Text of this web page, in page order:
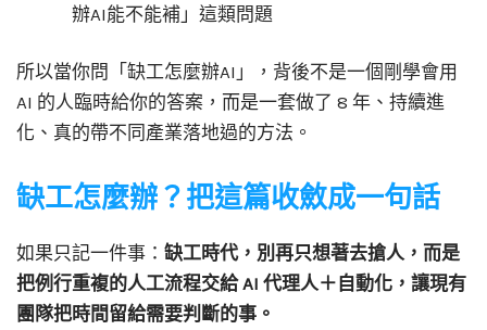
辦AI能不能補」這類問題
所以當你問「缺工怎麼辦AI」，背後不是一個剛學會用
AI 的人臨時給你的答案，而是一套做了 8 年、持續進
化、真的帶不同產業落地過的方法。
缺工怎麼辦？把這篇收斂成一句話
如果只記一件事： 缺工時代，別再只想著去搶人，而是
把例行重複的人工流程交給 AI 代理人＋自動化，讓現有
團隊把時間留給需要判斷的事。